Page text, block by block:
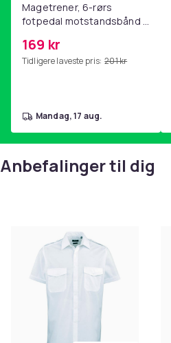
Magetrener, 6-rørs
fotpedal motstandsbånd -
yoga og
hjemmegymnastikk Pink
169 kr
Tidligere laveste pris: 201 kr
mandag, 17 aug.
Anbefalinger til dig